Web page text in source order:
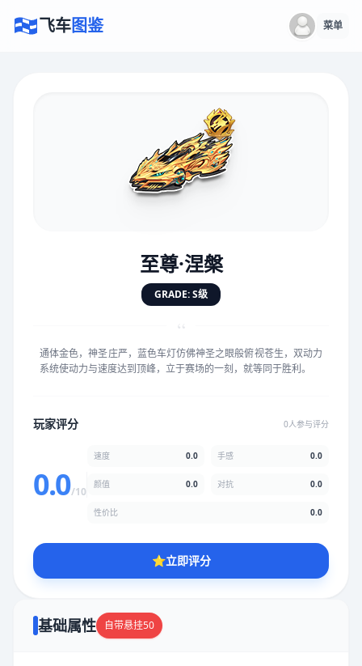
飞车图鉴 菜单
至尊·涅槃
GRADE: S级
“
通体金色，神圣庄严，蓝色车灯仿佛神圣之眼般俯视苍生，双动力
系统使动力与速度达到顶峰，立于赛场的一刻，就等同于胜利。
玩家评分 0人参与评分
0.0/10
速度 0.0 手感 0.0
颜值 0.0 对抗 0.0
性价比 0.0
⭐立即评分
基础属性 自带悬挂50
★★★★★★
手感 5.0分
★★ ★ ★
性价比
★★★★★★★★★★
比0%，性价比占比0%，颜值占比0%